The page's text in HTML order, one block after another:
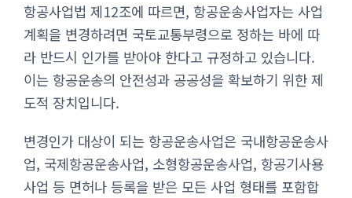
항공사업법 제12조에 따르면, 항공운송사업자는 사업
계획을 변경하려면 국토교통부령으로 정하는 바에 따
라 반드시 인가를 받아야 한다고 규정하고 있습니다.
이는 항공운송의 안전성과 공공성을 확보하기 위한 제
도적 장치입니다.
변경인가 대상이 되는 항공운송사업은 국내항공운송사
업, 국제항공운송사업, 소형항공운송사업, 항공기사용
사업 등 면허나 등록을 받은 모든 사업 형태를 포함합